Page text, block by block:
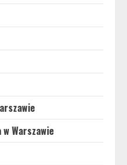
Warszawie